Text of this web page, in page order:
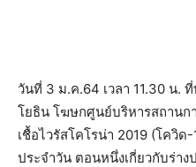
วันที่ 3 ม.ค.64 เวลา 11.30 น.
โยธิน โฆษกศูนย์บริหารสถาน
เชื้อไวรัสโคโรน่า 2019 (โควิ
ประจำวัน ตอนหนึ่งเกี่ยวกับร่า